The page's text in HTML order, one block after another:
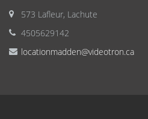
573 Lafleur, Lachute
4505629142
locationmadden@videotron.ca